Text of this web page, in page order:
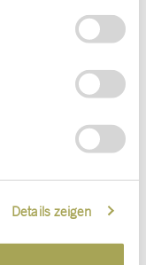
Details zeigen
folgen